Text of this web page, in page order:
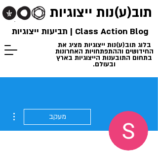
תוב(ע)נות ייצוגיות
בלוג תוב(ע)נות ייצוגיות מציג את
החידושים וההתפתחויות האחרונות
בתחום התובענות הייצוגיות בארץ
ובעולם.
Class Action Blog | תביעות ייצוגיות
מעקב